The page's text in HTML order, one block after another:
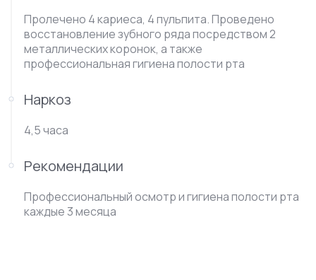
Пролечено 4 кариеса, 4 пульпита. Проведено
восстановление зубного ряда посредством 2
металлических коронок, а также
профессиональная гигиена полости рта
Наркоз
4,5 часа
Рекомендации
Профессиональный осмотр и гигиена полости рта
каждые 3 месяца